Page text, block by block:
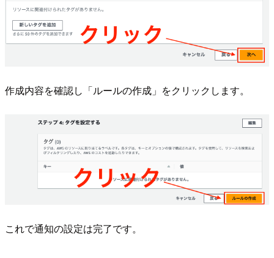
作成内容を確認し「ルールの作成」をクリックします。
これで通知の設定は完了です。